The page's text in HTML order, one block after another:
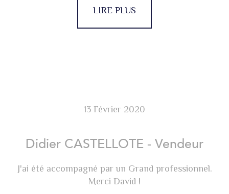
LIRE PLUS
13 Février 2020
Didier CASTELLOTE - Vendeur
J'ai été accompagné par un Grand professionnel.
Merci David !